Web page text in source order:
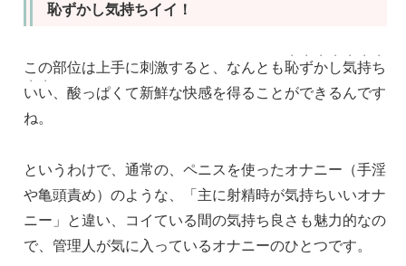
恥ずかし気持ちイイ！
この部位は上手に刺激すると、なんとも恥
・
ず
・
か
・
し
・
気
・
持
・
ち
・
い
・
い
・
、酸っぱくて新鮮な快感を得ることができるんです
ね。
というわけで、通常の、ペニスを使ったオナニー（手淫
や亀頭責め）のような、「主に射精時が気持ちいいオナ
ニー」と違い、コイている間の気持ち良さも魅力的なの
で、管理人が気に入っているオナニーのひとつです。